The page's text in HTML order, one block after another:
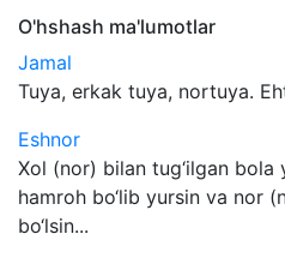
O'hshash ma'lumotlar
Jamal
Tuya, erkak tuya, nortuya.
Eshnor
Xol (nor) bilan tug‘ilgan bola
hamroh bo‘lib yursin va nor
bo‘lsin...